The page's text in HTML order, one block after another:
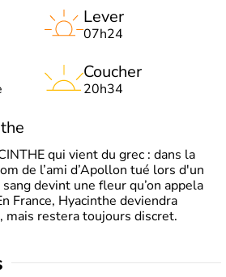
Lever
07h24
Coucher
20h34
qui vient du grec : dans la
de l’ami d’Apollon tué lors d'un
devint une fleur qu’on appela
France, Hyacinthe deviendra
mais restera toujours discret.